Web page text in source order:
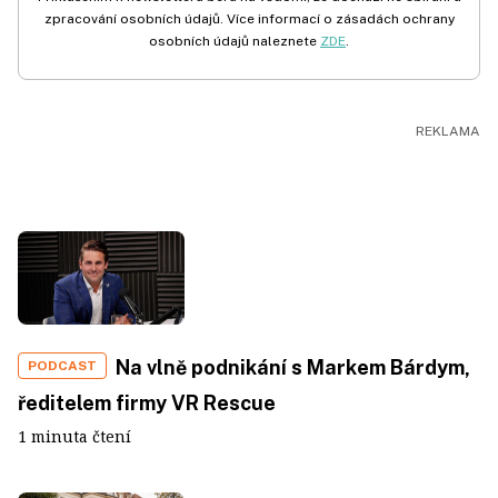
zpracování osobních údajů. Více informací o zásadách ochrany
osobních údajů naleznete ZDE
PODCAST
Na vlně podnikání s Markem Bárdym,
ředitelem firmy VR Rescue
1 minuta čtení